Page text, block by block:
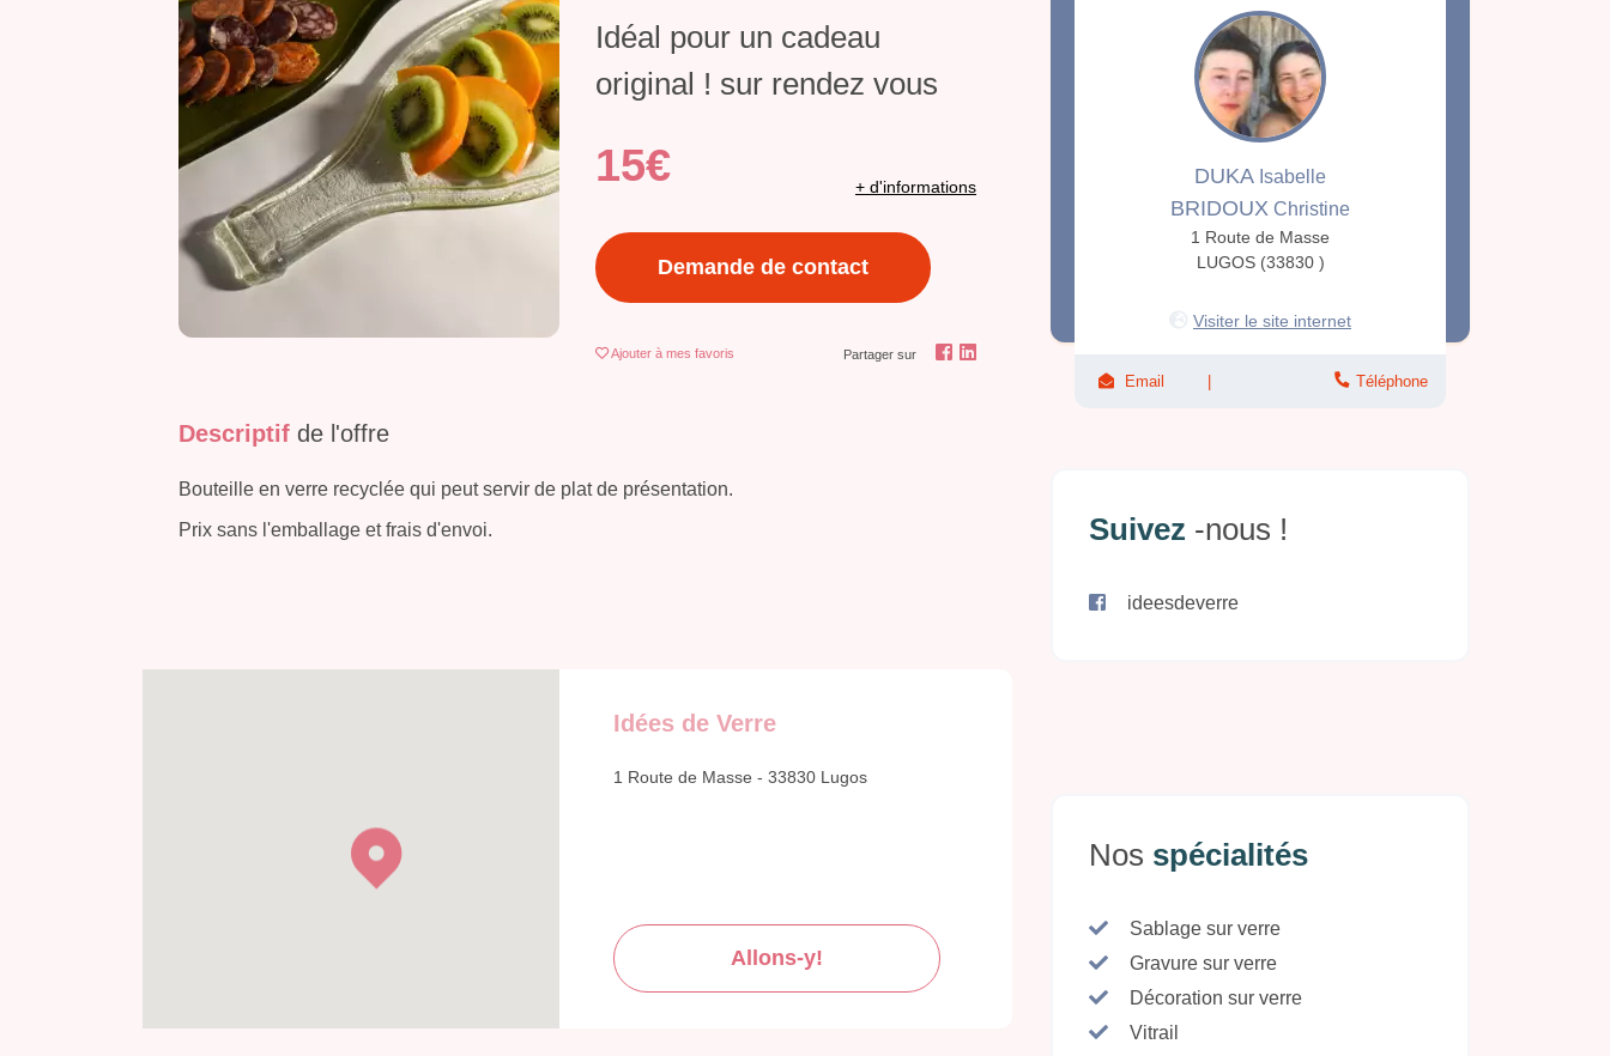
Idéal pour un cadeau
original ! sur rendez vous
15€ + d'informations
Demande de contact
Ajouter à mes favoris Partager sur
Descriptif de l'offre
Bouteille en verre recyclée qui peut servir de plat de présentation.
Prix sans l'emballage et frais d'envoi.
Idées de Verre
1 Route de Masse - 33830 Lugos
Allons-y!
DUKA Isabelle
BRIDOUX Christine
1 Route de Masse
LUGOS (33830 )
Visiter le site internet
Email Téléphone
Suivez -nous !
ideesdeverre
Nos spécialités
Sablage sur verre
Gravure sur verre
Décoration sur verre
Vitrail